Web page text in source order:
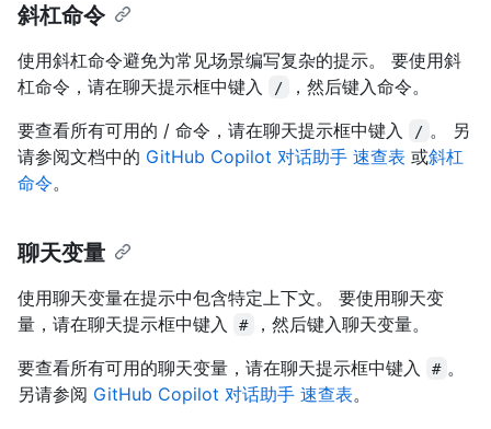
斜杠命令
使用斜杠命令避免为常见场景编写复杂的提示。 要使用斜
杠命令，请在聊天提示框中键入
/
，然后键入命令。
要查看所有可用的 / 命令，请在聊天提示框中键入
/ 。 另
请参阅文档中的 GitHub Copilot 对话助手 速查表 或斜杠
命令。
聊天变量
使用聊天变量在提示中包含特定上下文。 要使用聊天变
量，请在聊天提示框中键入
#
，然后键入聊天变量。
要查看所有可用的聊天变量，请在聊天提示框中键入
# 。
另请参阅 GitHub Copilot 对话助手 速查表。